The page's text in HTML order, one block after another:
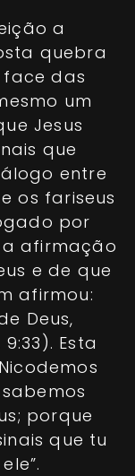
a
quebra
das
um
Jesus
que
entre
os fariseus
por
a afirmação
e de que
afirmou:
Deus,
Esta
sabemos
porque
que tu